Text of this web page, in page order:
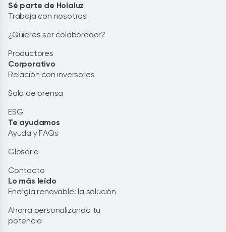
Sé parte de Holaluz
Trabaja con nosotros
¿Quieres ser colaborador?
Productores
Corporativo
Relación con inversores
Sala de prensa
ESG
Te ayudamos
Ayuda y FAQs
Glosario
Contacto
Lo más leído
Energía renovable: la solución
Ahorra personalizando tu
potencia